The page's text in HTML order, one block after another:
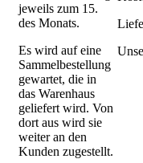
jeweils zum 15.
des Monats.
Es wird auf eine
Sammelbestellung
gewartet, die in
das Warenhaus
geliefert wird. Von
dort aus wird sie
weiter an den
Kunden zugestellt.